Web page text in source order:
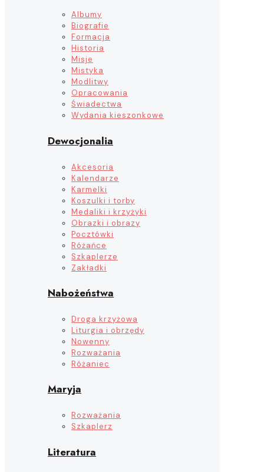
Albumy
Biografie
Formacja
Historia
Misje
Mistyka
Modlitwy
Opracowania
Świadectwa
Wydania kieszonkowe
Dewocjonalia
Akcesoria
Kalendarze
Karmelki
Koszulki i torby
Medaliki i krzyżyki
Obrazki i obrazy
Pocztówki
Różańce
Szkaplerze
Zakładki
Nabożeństwa
Droga krzyżowa
Liturgia i obrzędy
Nowenny
Rozważania
Różaniec
Maryja
Rozważania
Szkaplerz
Literatura